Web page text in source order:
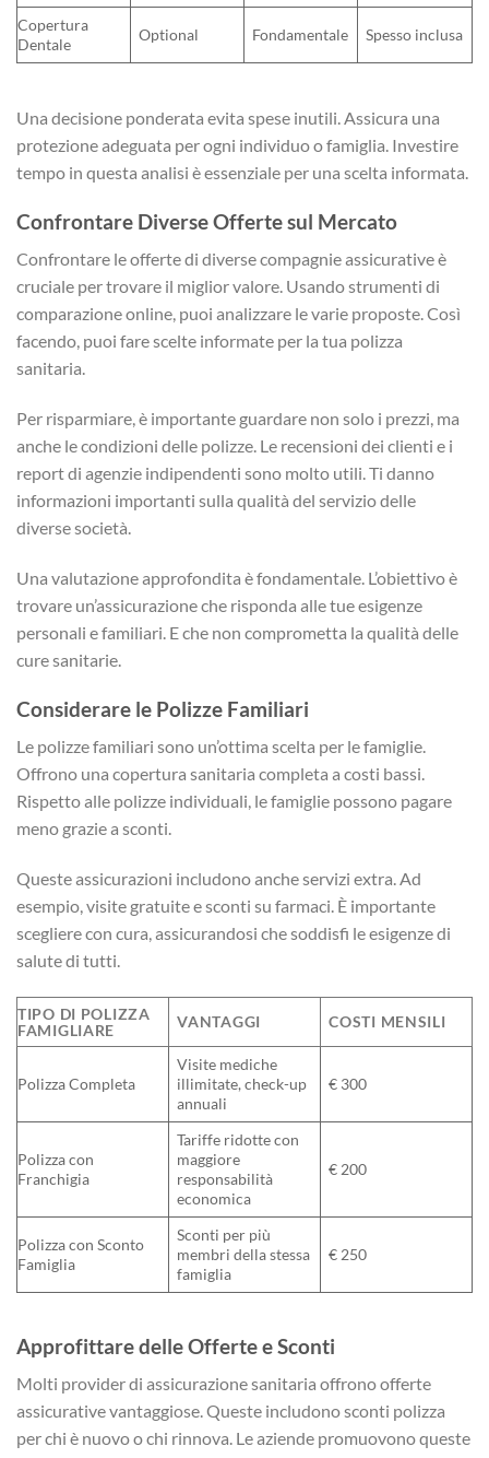
Copertura
Dentale
Optional Fondamentale Spesso inclusa
Una decisione ponderata evita spese inutili. Assicura una
protezione adeguata per ogni individuo o famiglia. Investire
tempo in questa analisi è essenziale per una scelta informata.
Confrontare Diverse Offerte sul Mercato
Confrontare le offerte di diverse compagnie assicurative è
cruciale per trovare il miglior valore. Usando strumenti di
comparazione online, puoi analizzare le varie proposte. Così
facendo, puoi fare scelte informate per la tua polizza
sanitaria.
Per risparmiare, è importante guardare non solo i prezzi, ma
anche le condizioni delle polizze. Le recensioni dei clienti e i
report di agenzie indipendenti sono molto utili. Ti danno
informazioni importanti sulla qualità del servizio delle
diverse società.
Una valutazione approfondita è fondamentale. L’obiettivo è
trovare un’assicurazione che risponda alle tue esigenze
personali e familiari. E che non comprometta la qualità delle
cure sanitarie.
Considerare le Polizze Familiari
Le polizze familiari sono un’ottima scelta per le famiglie.
Offrono una copertura sanitaria completa a costi bassi.
Rispetto alle polizze individuali, le famiglie possono pagare
meno grazie a sconti.
Queste assicurazioni includono anche servizi extra. Ad
esempio, visite gratuite e sconti su farmaci. È importante
scegliere con cura, assicurandosi che soddisfi le esigenze di
salute di tutti.
TIPO DI POLIZZA
FAMIGLIARE
VANTAGGI COSTI MENSILI
Polizza Completa
Visite mediche
illimitate, check-up
annuali
€ 300
Polizza con
Franchigia
Tariffe ridotte con
maggiore
responsabilità
economica
€ 200
Polizza con Sconto
Famiglia
Sconti per più
membri della stessa
famiglia
€ 250
Approfittare delle Offerte e Sconti
Molti provider di assicurazione sanitaria offrono offerte
assicurative vantaggiose. Queste includono sconti polizza
per chi è nuovo o chi rinnova. Le aziende promuovono queste